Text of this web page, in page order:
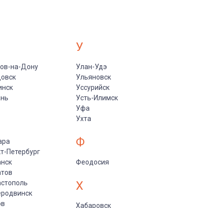
на-Дону
Петербург
У
Улан-Удэ
Ульяновск
Уссурийск
Усть-Илимск
Уфа
Ухта
Ф
Феодосия
Х
Хабаровск